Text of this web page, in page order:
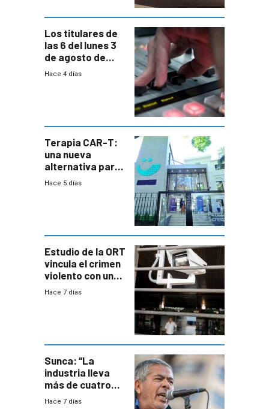
Los titulares de
las 6 del lunes 3
de agosto de
2026
Hace 4 días
Terapia CAR-T:
una nueva
alternativa para
niños y
Hace 5 días
Estudio de la ORT
vincula el crimen
violento con una
menor creación
Hace 7 días
Sunca: “La
industria lleva
más de cuatro
meses sin
Hace 7 días